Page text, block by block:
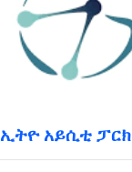
ኢትዮ አይሲቲ ፓርክ